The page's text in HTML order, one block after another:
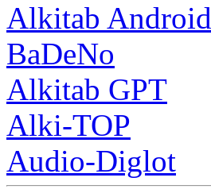
Alkitab Android
BaDeNo
Alkitab GPT
Alki-TOP
Audio-Diglot